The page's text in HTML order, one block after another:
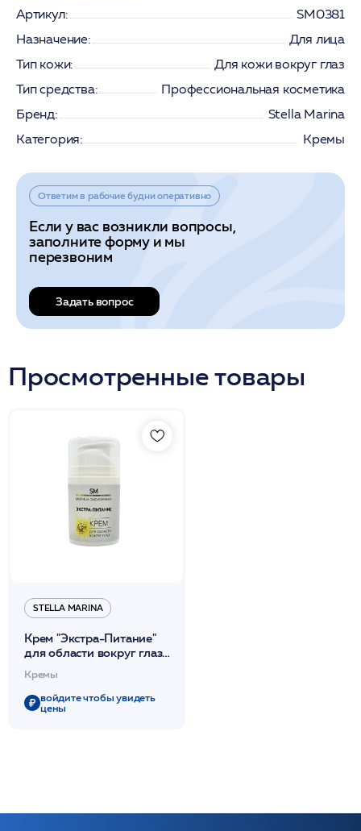
Артикул:
SM0381
Назначение:
Для лица
Тип кожи:
Для кожи вокруг глаз
Тип средства:
Профессиональная косметика
Бренд:
Stella Marina
Категория:
Кремы
Ответим в рабочие будни оперативно
Если у вас возникли вопросы,
заполните форму и мы
перезвоним
Задать вопрос
Просмотренные товары
STELLA MARINA
Крем "Экстра-Питание"
для области вокруг глаз
50мл /Stella Marina*
Кремы
войдите чтобы увидеть
цены